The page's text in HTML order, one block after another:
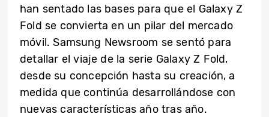
han sentado las bases para que el Galaxy Z
Fold se convierta en un pilar del mercado
móvil. Samsung Newsroom se sentó para
detallar el viaje de la serie Galaxy Z Fold,
desde su concepción hasta su creación, a
medida que continúa desarrollándose con
nuevas características año tras año.